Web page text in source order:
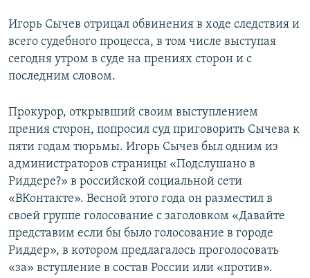
Игорь Сычев отрицал обвинения в ходе следствия и
всего судебного процесса, в том числе выступая
сегодня утром в суде на прениях сторон и с
последним словом.
Прокурор, открывший своим выступлением
прения сторон, попросил суд приговорить Сычева к
пяти годам тюрьмы. Игорь Сычев был одним из
администраторов страницы «Подслушано в
Риддере?» в российской социальной сети
«ВКонтакте». Весной этого года он разместил в
своей группе голосование с заголовком «Давайте
представим если бы было голосование в городе
Риддер», в котором предлагалось проголосовать
«за» вступление в состав России или «против».